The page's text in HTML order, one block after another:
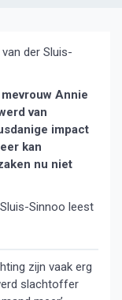
der Sluis-
Annie
van
impact
kan
nu niet
Sinnoo leest
zijn vaak erg
slachtoffer